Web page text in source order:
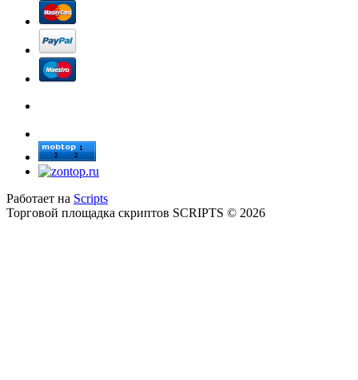
Работает на Scripts
Торговой площадка скриптов SCRIPTS © 2026